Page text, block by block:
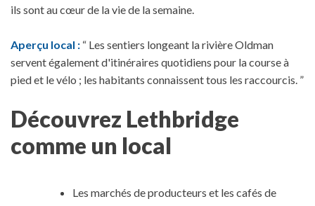
ils sont au cœur de la vie de la semaine.
Aperçu local : “ Les sentiers longeant la rivière Oldman
servent également d'itinéraires quotidiens pour la course à
pied et le vélo ; les habitants connaissent tous les raccourcis. ”
Découvrez Lethbridge
comme un local
Les marchés de producteurs et les cafés de